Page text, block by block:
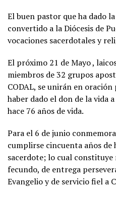
El buen pastor que ha dado
convertido a la Diócesis de
vocaciones sacerdotales y
El próximo 21 de Mayo ,
miembros de 32 grupos
CODAL, se unirán en
haber dado el don de la vida
hace 76 años de vida.
Para el 6 de junio
cumplirse cincuenta años de
sacerdote; lo cual
fecundo, de entrega
Evangelio y de servicio fiel a